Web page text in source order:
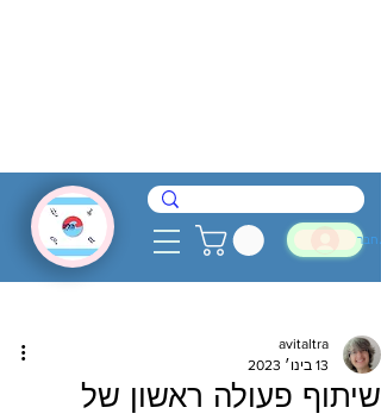
שיתוף פעולה ראשון של
avitaltra
13 בינו׳ 2023